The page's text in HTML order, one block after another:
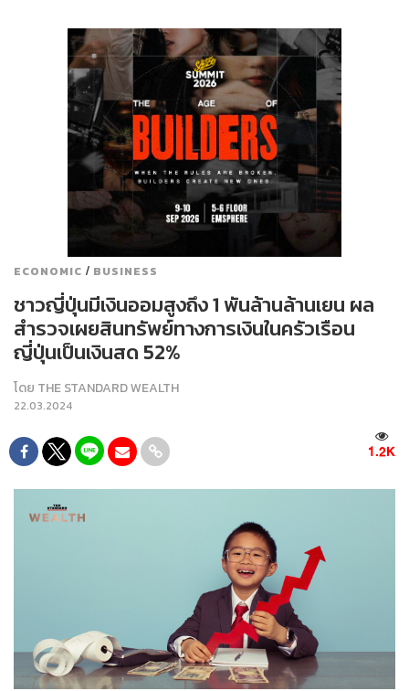
ECONOMIC / BUSINESS
ชาวญี่ปุ่นมีเงินออมสูงถึง 1 พันล้านล้านเยน ผล
สำรวจเผยสินทรัพย์ทางการเงินในครัวเรือน
ญี่ปุ่นเป็นเงินสด 52%
โดย THE STANDARD WEALTH
22.03.2024
1.2K